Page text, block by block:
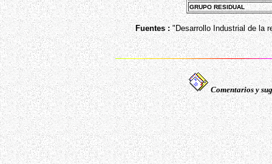
GRUPO RESIDUAL
Fuentes : "Desarrollo Industrial de la
Comentarios y